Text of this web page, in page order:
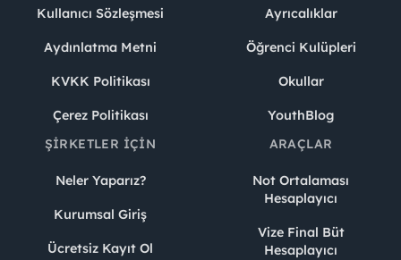
Kullanıcı Sözleşmesi
Aydınlatma Metni
KVKK Politikası
Çerez Politikası
Ayrıcalıklar
Öğrenci Kulüpleri
Okullar
YouthBlog
ŞIRKETLER İÇIN
Neler Yaparız?
Kurumsal Giriş
Ücretsiz Kayıt Ol
ARAÇLAR
Not Ortalaması
Hesaplayıcı
Vize Final Büt
Hesaplayıcı